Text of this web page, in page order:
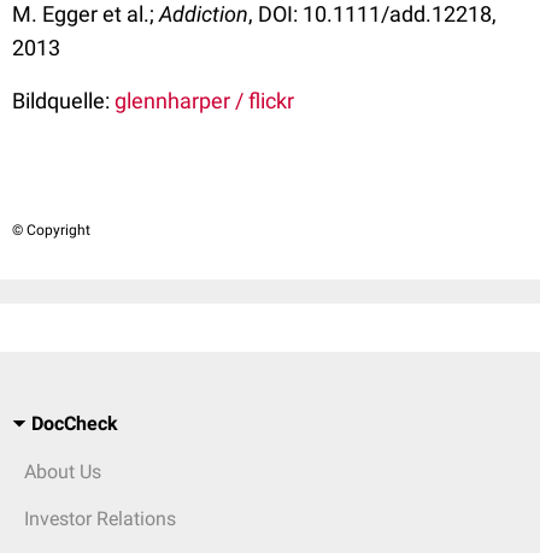
M. Egger et al.; Addiction, DOI: 10.1111/add.12218,
2013
Bildquelle:glennharper / flickr
© Copyright
DocCheck
About Us
Investor Relations